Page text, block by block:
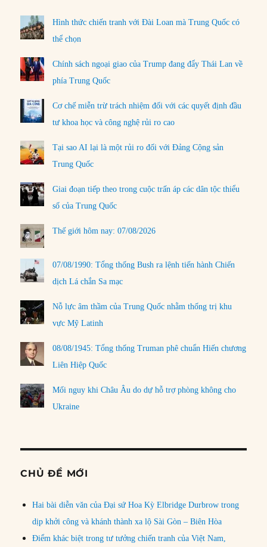
Hình thức chiến tranh với Đài Loan mà Trung Quốc có
thể chọn
Chính sách ngoại giao của Trump đang đẩy Thái Lan về
phía Trung Quốc
Cơ chế miễn trừ trách nhiệm đối với các quyết định đầu
tư khoa học và công nghệ rủi ro cao
Tại sao AI lại là một rủi ro đối với Đảng Cộng sản
Trung Quốc
Giai đoạn tiếp theo trong cuộc trấn áp các dân tộc thiểu
số của Trung Quốc
Thế giới hôm nay: 07/08/2026
07/08/1990: Tổng thống Bush ra lệnh tiến hành Chiến
dịch Lá chắn Sa mạc
Nỗ lực âm thầm của Trung Quốc nhằm thống trị khu
vực Mỹ Latinh
08/08/1945: Tổng thống Truman phê chuẩn Hiến chương
Liên Hiệp Quốc
Mối nguy khi Châu Âu do dự hỗ trợ phòng không cho
Ukraine
CHỦ ĐỀ MỚI
Hai bài diễn văn của Đại sứ Hoa Kỳ Elbridge Durbrow trong
dịp khởi công và khánh thành xa lộ Sài Gòn – Biên Hòa
Điểm khác biệt trong tư tưởng chiến tranh của Việt Nam,